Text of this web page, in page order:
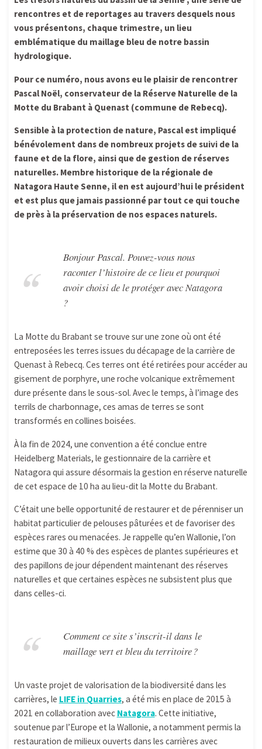
rencontres et de reportages au travers desquels nous
vous présentons, chaque trimestre, un lieu
emblématique du maillage bleu de notre bassin
hydrologique.
Pour ce numéro, nous avons eu le plaisir de rencontrer
Pascal Noël, conservateur de la Réserve Naturelle de la
Motte du Brabant à Quenast (commune de Rebecq).
Sensible à la protection de nature, Pascal est impliqué
bénévolement dans de nombreux projets de suivi de la
faune et de la flore, ainsi que de gestion de réserves
naturelles. Membre historique de la régionale de
Natagora Haute Senne, il en est aujourd’hui le président
et est plus que jamais passionné par tout ce qui touche
de près à la préservation de nos espaces naturels.
Bonjour Pascal. Pouvez-vous nous
raconter l’histoire de ce lieu et pourquoi
avoir choisi de le protéger avec Natagora
?
La Motte du Brabant se trouve sur une zone où ont été
entreposées les terres issues du décapage de la carrière de
Quenast à Rebecq. Ces terres ont été retirées pour accéder au
gisement de porphyre, une roche volcanique extrêmement
dure présente dans le sous-sol. Avec le temps, à l’image des
terrils de charbonnage, ces amas de terres se sont
transformés en collines boisées.
À la fin de 2024, une convention a été conclue entre
Heidelberg Materials, le gestionnaire de la carrière et
Natagora qui assure désormais la gestion en réserve naturelle
de cet espace de 10 ha au lieu-dit la Motte du Brabant.
C’était une belle opportunité de restaurer et de pérenniser un
habitat particulier de pelouses pâturées et de favoriser des
espèces rares ou menacées. Je rappelle qu’en Wallonie, l’on
estime que 30 à 40 % des espèces de plantes supérieures et
des papillons de jour dépendent maintenant des réserves
naturelles et que certaines espèces ne subsistent plus que
dans celles-ci.
Comment ce site s’inscrit-il dans le
maillage vert et bleu du territoire ?
Un vaste projet de valorisation de la biodiversité dans les
carrières, le LIFE in Quarries, a été mis en place de 2015 à
2021 en collaboration avec Natagora. Cette initiative,
soutenue par l’Europe et la Wallonie, a notamment permis la
restauration de milieux ouverts dans les carrières avec